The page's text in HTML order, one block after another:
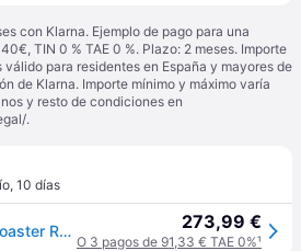
con Klarna. Ejemplo de pago para una
TIN 0 % TAE 0 %. Plazo: 2 meses. Importe
para residentes en España y mayores de
de Klarna. Importe mínimo y máximo varía
y resto de condiciones en
.
, 10 días
Le Creuset Signature Roaster Round 24 Cm Saucepan Plateado 273,99 €
O 3 pagos de 91,33 € TAE 0%¹